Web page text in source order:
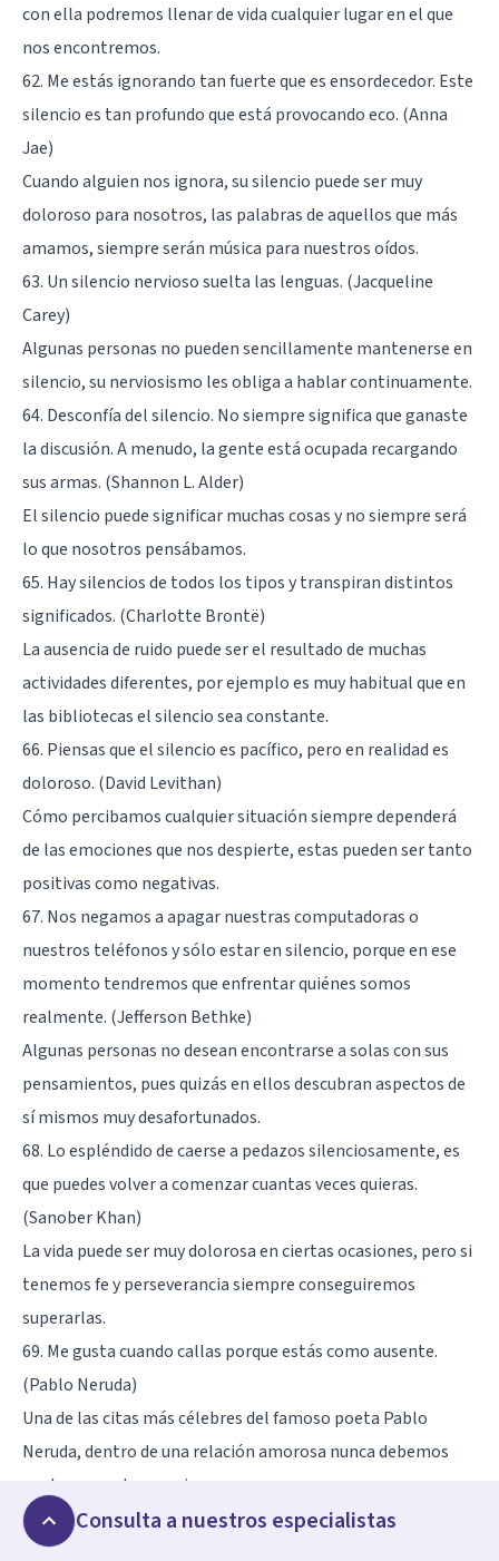
con ella podremos llenar de vida cualquier lugar en el que
nos encontremos.
62. Me estás ignorando tan fuerte que es ensordecedor. Este
silencio es tan profundo que está provocando eco. (Anna
Jae)
Cuando alguien nos ignora, su silencio puede ser muy
doloroso para nosotros, las palabras de aquellos que más
amamos, siempre serán música para nuestros oídos.
63. Un silencio nervioso suelta las lenguas. (Jacqueline
Carey)
Algunas personas no pueden sencillamente mantenerse en
silencio, su nerviosismo les obliga a hablar continuamente.
64. Desconfía del silencio. No siempre significa que ganaste
la discusión. A menudo, la gente está ocupada recargando
sus armas. (Shannon L. Alder)
El silencio puede significar muchas cosas y no siempre será
lo que nosotros pensábamos.
65. Hay silencios de todos los tipos y transpiran distintos
significados. (Charlotte Brontë)
La ausencia de ruido puede ser el resultado de muchas
actividades diferentes, por ejemplo es muy habitual que en
las bibliotecas el silencio sea constante.
66. Piensas que el silencio es pacífico, pero en realidad es
doloroso. (David Levithan)
Cómo percibamos cualquier situación siempre dependerá
de las emociones que nos despierte, estas pueden ser tanto
positivas como negativas.
67. Nos negamos a apagar nuestras computadoras o
nuestros teléfonos y sólo estar en silencio, porque en ese
momento tendremos que enfrentar quiénes somos
realmente. (Jefferson Bethke)
Algunas personas no desean encontrarse a solas con sus
pensamientos, pues quizás en ellos descubran aspectos de
sí mismos muy desafortunados.
68. Lo espléndido de caerse a pedazos silenciosamente, es
que puedes volver a comenzar cuantas veces quieras.
(Sanober Khan)
La vida puede ser muy dolorosa en ciertas ocasiones, pero si
tenemos fe y perseverancia siempre conseguiremos
superarlas.
69. Me gusta cuando callas porque estás como ausente.
(Pablo Neruda)
Una de las citas más célebres del famoso poeta Pablo
Neruda, dentro de una relación amorosa nunca debemos
anular a nuestra pareja.
70. El silencio es el arma definitiva en el poder. (Charles de
Gaulle)
Consulta a nuestros especialistas